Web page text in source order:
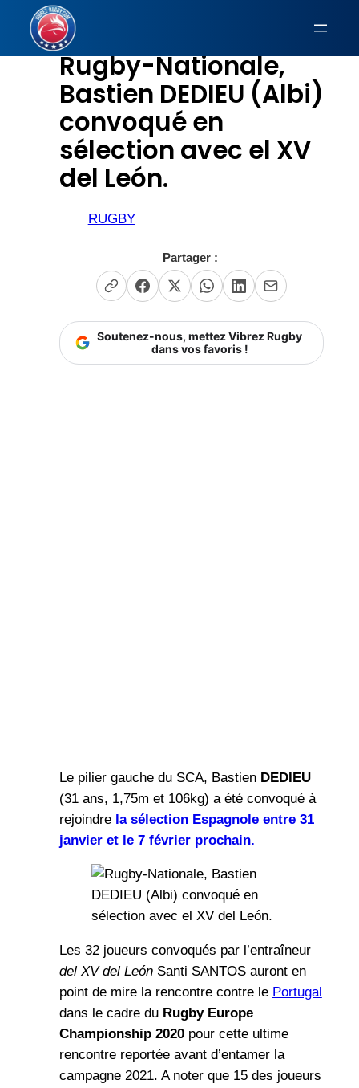
Aller
contenu Rugby-Nationale,
Bastien DEDIEU (Albi)
convoqué en
sélection avec el XV
del León.
RUGBY
Partager :
Soutenez-nous, mettez Vibrez Rugby
dans vos favoris !
Le pilier gauche du SCA, Bastien DEDIEU
(31 ans, 1,75m et 106kg) a été convoqué à
rejoindrela sélection Espagnole entre 31
janvier et le 7 février prochain.
Les 32 joueurs convoqués par l’entraîneur
del XV del LeónSanti SANTOS auront en
point de mire la rencontre contre le Portugal
dans le cadre du Rugby Europe
Championship 2020pour cette ultime
rencontre reportée avant d’entamer la
campagne 2021. A noter que 15 des joueurs